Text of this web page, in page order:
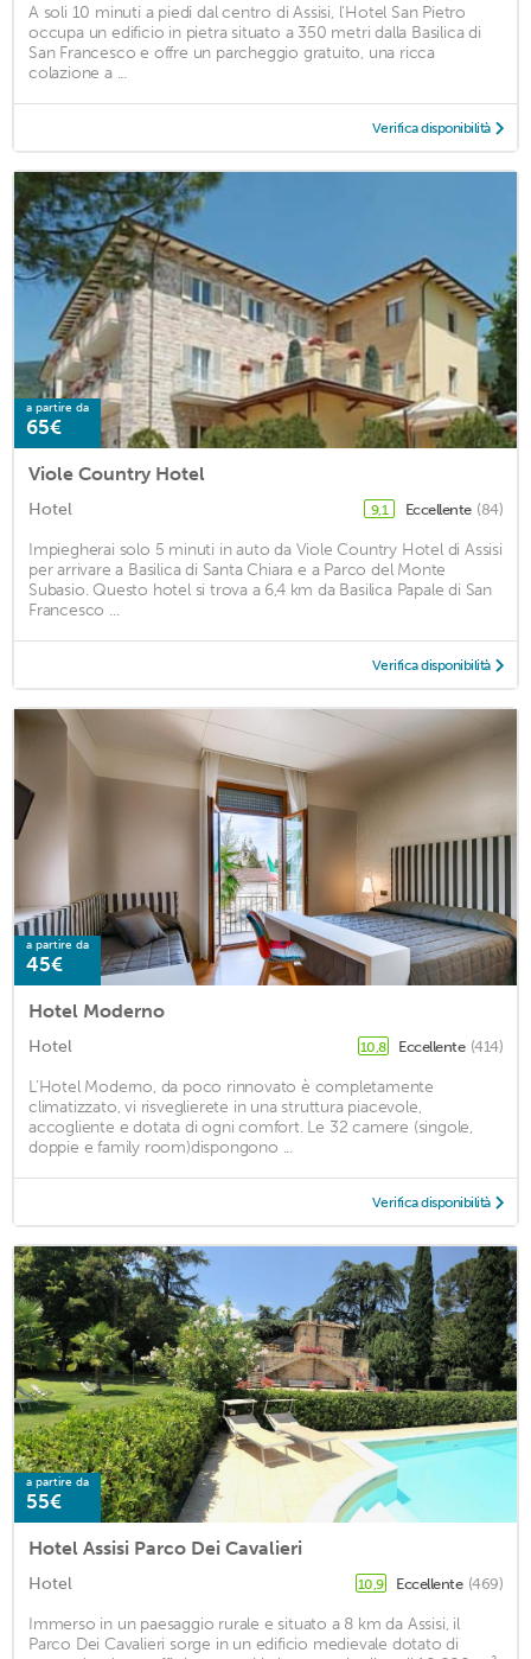
A soli 10 minuti a piedi dal centro di Assisi, l'Hotel San Pietro
occupa un edificio in pietra situato a 350 metri dalla Basilica di
San Francesco e offre un parcheggio gratuito, una ricca
colazione a ...
Verifica disponibilità
a partire da
65€
Viole Country Hotel
Hotel 9,1 Eccellente (84)
Impiegherai solo 5 minuti in auto da Viole Country Hotel di Assisi
per arrivare a Basilica di Santa Chiara e a Parco del Monte
Subasio. Questo hotel si trova a 6,4 km da Basilica Papale di San
Francesco ...
Verifica disponibilità
a partire da
45€
Hotel Moderno
Hotel 10,8 Eccellente (414)
L’Hotel Moderno, da poco rinnovato è completamente
climatizzato, vi risveglierete in una struttura piacevole,
accogliente e dotata di ogni comfort. Le 32 camere (singole,
doppie e family room)dispongono ...
Verifica disponibilità
a partire da
55€
Hotel Assisi Parco Dei Cavalieri
Hotel 10,9 Eccellente (469)
Immerso in un paesaggio rurale e situato a 8 km da Assisi, il
Parco Dei Cavalieri sorge in un edificio medievale dotato di